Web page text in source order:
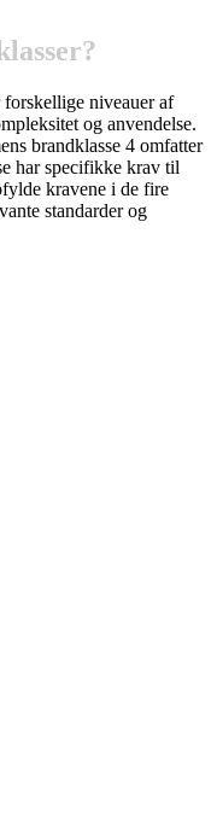
niveauer af
og anvendelse.
brandklasse 4 omfatter
har specifikke krav til
kravene i de fire
standarder og